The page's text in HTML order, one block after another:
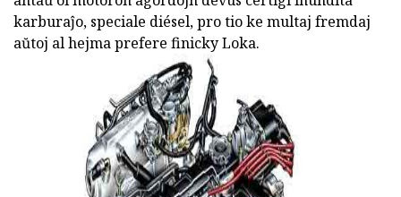
karburaĵo, speciale diésel, pro tio ke multaj fremdaj
aŭtoj al hejma prefere finicky Loka.